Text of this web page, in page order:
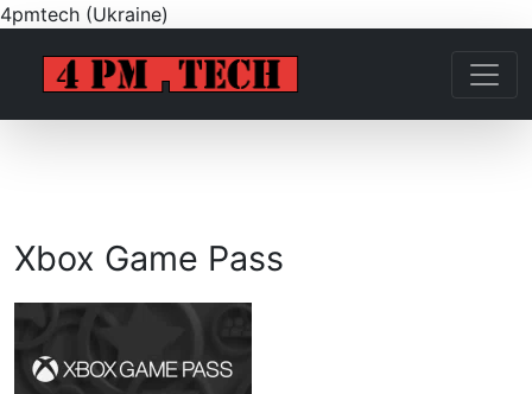
4pmtech (Ukraine)
Xbox Game Pass